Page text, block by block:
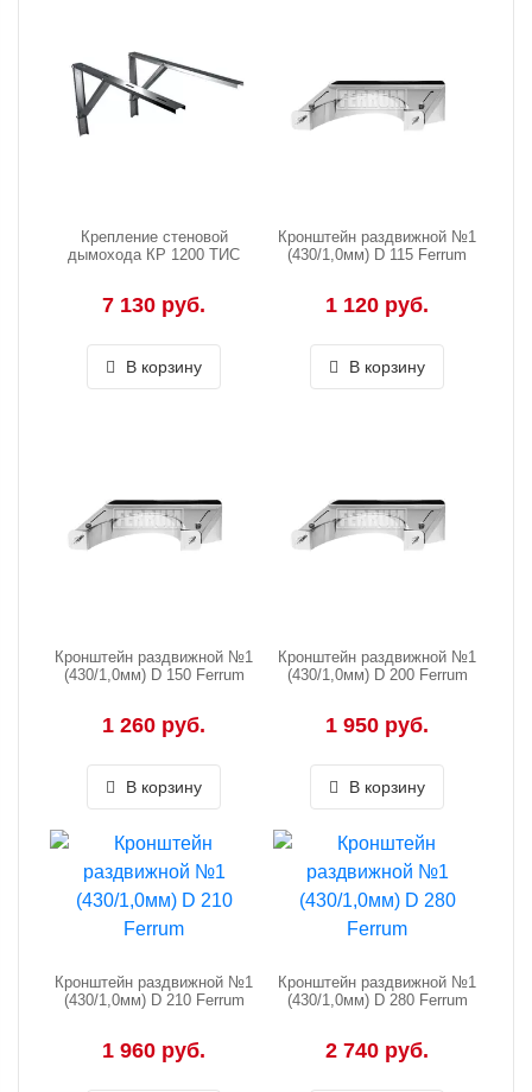
Крепление стеновой
дымохода КР 1200 ТИС
7 130 руб.
В корзину
Кронштейн раздвижной №1
(430/1,0мм) D 115 Ferrum
1 120 руб.
В корзину
Кронштейн раздвижной №1
(430/1,0мм) D 150 Ferrum
1 260 руб.
В корзину
Кронштейн раздвижной №1
(430/1,0мм) D 200 Ferrum
1 950 руб.
В корзину
Кронштейн раздвижной №1
(430/1,0мм) D 210 Ferrum
1 960 руб.
Кронштейн раздвижной №1
(430/1,0мм) D 280 Ferrum
2 740 руб.